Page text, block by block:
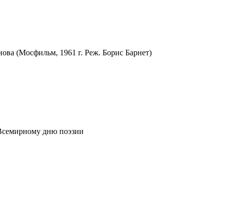
(Мосфильм, 1961 г. Реж. Борис Барнет)
дню поэзии